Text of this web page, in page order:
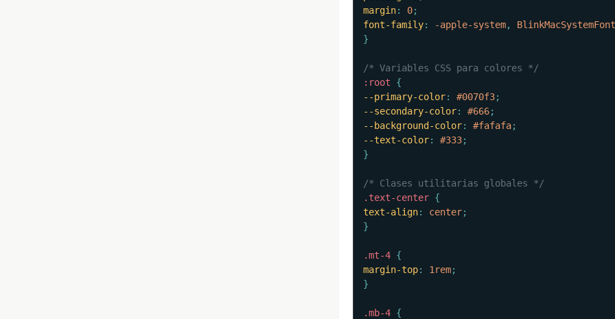
margin: 0;
font-family: -apple-system, BlinkMacSystemFont
}
/* Variables CSS para colores */
:root
{
--primary-color: #0070f3;
--secondary-color: #666;
--background-color: #fafafa;
--text-color: #333;
}
/* Clases utilitarias globales */
.text-center {
text-align: center;
}
.mt-4 {
margin-top: 1rem;
}
.mb-4 {